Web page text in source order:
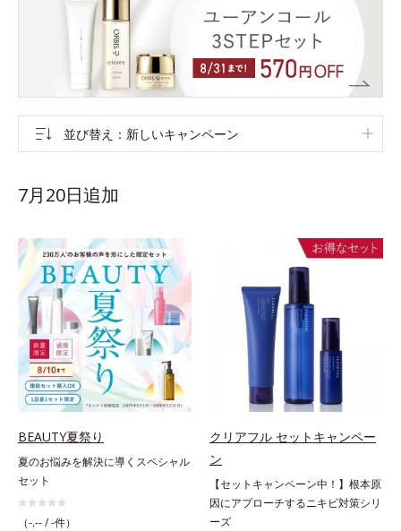
並び替え 新しいキャンペーン
7月20日追加
BEAUTY夏祭り
夏のお悩みを解決に導くスペシャル
セット
（-.-- / -件）
クリアフル セットキャンペー
ン
【セットキャンペーン中！】根本原
因にアプローチするニキビ対策シリ
ーズ